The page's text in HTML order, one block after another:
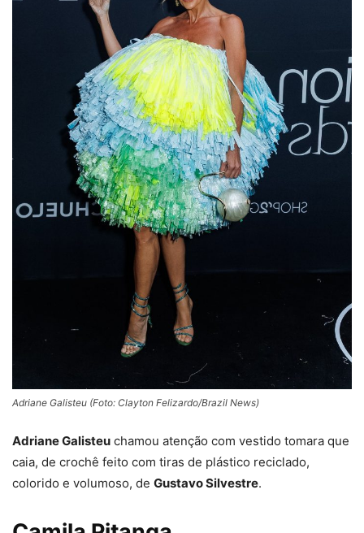
Adriane Galisteu (Foto: Clayton Felizardo/Brazil News)
Adriane Galisteu chamou atenção com vestido tomara que
caia, de crochê feito com tiras de plástico reciclado,
colorido e volumoso, de Gustavo Silvestre.